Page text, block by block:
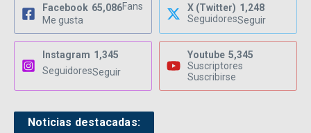
Facebook 65,086Fans
Me gusta
X (Twitter) 1,248
SeguidoresSeguir
Instagram 1,345
SeguidoresSeguir
Youtube 5,345
Suscriptores
Suscribirse
Noticias destacadas: